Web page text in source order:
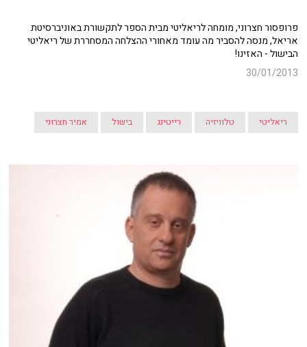
פרופסור חצרוני, מומחה לריאליטי מבית הספר לתקשורת באוניברסיטת
אריאל, מנסה להסביר מה עומד מאחורי ההצלחה המסחררת של ריאליטי
הבישול - האזינו!
30/01/2013
ריאליטי טלוויזיה רייטינג בישול אמיר חצרוני